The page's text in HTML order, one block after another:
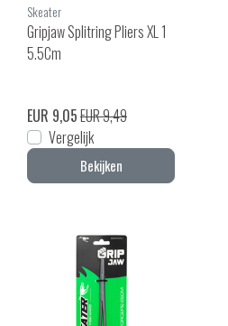
Skeater
Gripjaw Splitring Pliers XL 1
5.5Cm
EUR 9,05EUR 9,49
Vergelijk
Bekijken